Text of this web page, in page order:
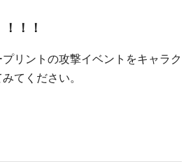
！！
リントの攻撃イベントをキャラク
てください。